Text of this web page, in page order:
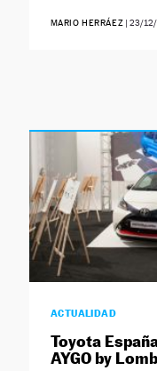
MARIO HERRÁEZ |23/
ACTUALIDAD
Toyota
AYGO by